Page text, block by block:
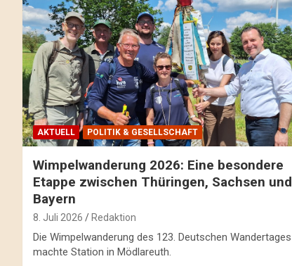
AKTUELL POLITIK & GESELLSCHAFT
Wimpelwanderung 2026: Eine besondere
Etappe zwischen Thüringen, Sachsen und
Bayern
8. Juli 2026 Redaktion
Die Wimpelwanderung des 123. Deutschen Wandertages
machte Station in Mödlareuth.